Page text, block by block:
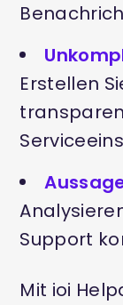
Erstellen
Support
Mit ioi